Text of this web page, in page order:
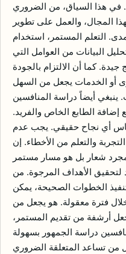
في هذا السياق، من الضروري
المجال، والعمل على تطوير
التعلم المستمر، استخدام
البيانات من العوامل التي
كما أن الالتزام بالجودة
أو الخدمات يجعل من السهل
أيضاً دراسة المنافسين
إضافة الطابع الخاص والفريد.
أي نجاح حقيقي. يجب عدم
والتعلم من الأخطاء. إن
شعار بل هو مسار مستمر
لتحقيق الأهداف المرجوة. من
الخطوات الصحيحة، يمكن
فترة معقولة. هو يجعل من
أرشفة من تقديم المستمر،
دراسة الجمهور بسهولة
تساعد المتعلقة الضروري